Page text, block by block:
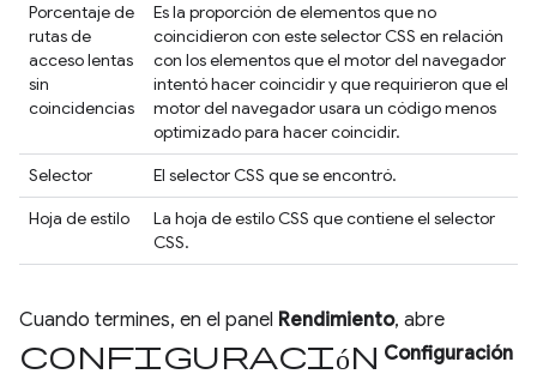
Porcentaje de
rutas de
acceso lentas
sin
coincidencias
Es la proporción de elementos que no
coincidieron con este selector CSS en relación
con los elementos que el motor del navegador
intentó hacer coincidir y que requirieron que el
motor del navegador usara un código menos
optimizado para hacer coincidir.
Selector
El selector CSS que se encontró.
Hoja de estilo
La hoja de estilo CSS que contiene el selector
CSS.
Cuando termines, en el panel Rendimiento, abre
Configuración Configuración